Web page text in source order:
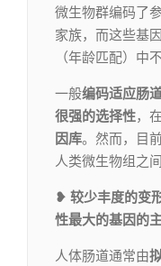
微生物群编码了
家族，而这些基
（年龄匹配）中
一般编码适应肠
很强的选择性，
因库。然而，目
人类微生物组之
❥ 较少丰度的变
性最大的基因的
人体肠道通常由